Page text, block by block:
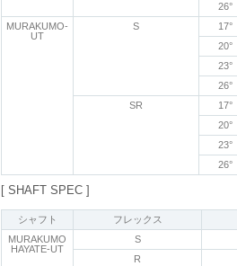
26°
MURAKUMO-
UT
S 17°
20°
23°
26°
SR
17°
20°
23°
26°
[ SHAFT SPEC ]
シャフト フレックス
MURAKUMO
HAYATE-UT
S
R